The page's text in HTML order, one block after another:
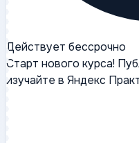
Действует бессрочно
Старт нового курса!
изучайте в Яндекс